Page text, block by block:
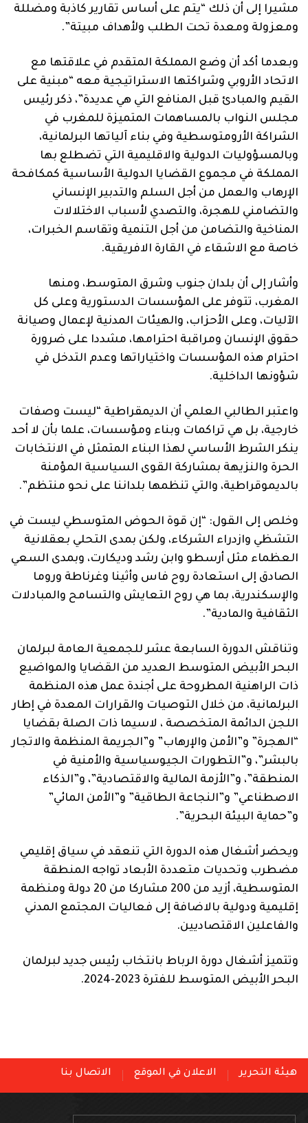
مشيرا إلى أن ذلك “يتم على أساس تقارير كاذبة ومضللة
ومعزولة ومعدة تحت الطلب ولأهداف مبيتة”.
وبعدما أكد أن وضع المملكة المتقدم في علاقتها مع
الاتحاد الأروبي وشراكتها الاستراتيجية معه “مبنية على
القيم والمبادئ قبل المنافع التي هي عديدة”، ذكر رئيس
مجلس النواب بالمساهمات المتميزة للمغرب في
الشراكة الأرومتوسطية وفي بناء آلياتها البرلمانية،
وبالمسؤوليات الدولية والاقليمية التي تضطلع بها
المملكة في مجموع القضايا الدولية الأساسية كمكافحة
الإرهاب والعمل من أجل السلم والتدبير الإنساني
والتضامني للهجرة، والتصدي لأسباب الاختلالات
المناخية والتضامن من أجل التنمية وتقاسم الخبرات،
خاصة مع الاشقاء في القارة الافريقية.
وأشار إلى أن بلدان جنوب وشرق المتوسط، ومنها
المغرب، تتوفر على المؤسسات الدستورية وعلى كل
الآليات، وعلى الأحزاب، والهيئات المدنية لإعمال وصيانة
حقوق الإنسان ومراقبة احترامها، مشددا على ضرورة
احترام هذه المؤسسات واختياراتها وعدم التدخل في
شؤونها الداخلية.
واعتبر الطالبي العلمي أن الديمقراطية “ليست وصفات
خارجية، بل هي تراكمات وبناء ومؤسسات، علما بأن لا أحد
ينكر الشرط الأساسي لهذا البناء المتمثل في الانتخابات
الحرة والنزيهة بمشاركة القوى السياسية المؤمنة
بالديموقراطية، والتي تنظمها بلداننا على نحو منتظم”.
وخلص إلى القول: “إن قوة الحوض المتوسطي ليست في
التشظي وازدراء الشركاء، ولكن بمدى التحلي بعقلانية
العظماء مثل أرسطو وابن رشد وديكارت، وبمدى السعي
الصادق إلى استعادة روح فاس وأثينا وغرناطة وروما
والإسكندرية، بما هي روح التعايش والتسامح والمبادلات
الثقافية والمادية”.
وتناقش الدورة السابعة عشر للجمعية العامة لبرلمان
البحر الأبيض المتوسط العديد من القضايا والمواضيع
ذات الراهنية المطروحة على أجندة عمل هذه المنظمة
البرلمانية، من خلال التوصيات والقرارات المعدة في إطار
اللجن الدائمة المتخصصة ، لاسيما ذات الصلة بقضايا
“الهجرة” و”الأمن والإرهاب” و”الجريمة المنظمة والاتجار
بالبشر”، و”التطورات الجيوسياسية والأمنية في
المنطقة”، و”الأزمة المالية والاقتصادية”، و”الذكاء
الاصطناعي” و”النجاعة الطاقية” و”الأمن المائي”
و”حماية البيئة البحرية”.
ويحضر أشغال هذه الدورة التي تنعقد في سياق إقليمي
مضطرب وتحديات متعددة الأبعاد تواجه المنطقة
المتوسطية، أزيد من 200 مشاركا من 20 دولة ومنظمة
إقليمية ودولية بالاضافة إلى فعاليات المجتمع المدني
والفاعلين الاقتصاديين.
وتتميز أشغال دورة الرباط بانتخاب رئيس جديد لبرلمان
البحر الأبيض المتوسط للفترة 2023-2024.
هيئة التحرير الاعلان في الموقع الاتصال بنا